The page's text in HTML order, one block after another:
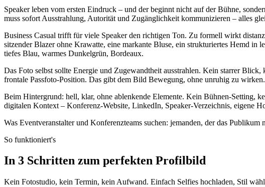
Speaker leben vom ersten Eindruck – und der beginnt nicht auf der Bühne,
muss sofort Ausstrahlung, Autorität und Zugänglichkeit kommunizieren – alles
Business Casual trifft für viele Speaker den richtigen Ton. Zu formell wirkt
sitzender Blazer ohne Krawatte, eine markante Bluse, ein strukturiertes Hemd in
tiefes Blau, warmes Dunkelgrün, Bordeaux.
Das Foto selbst sollte Energie und Zugewandtheit ausstrahlen. Kein starrer
frontale Passfoto-Position. Das gibt dem Bild Bewegung, ohne unruhig zu wirken.
Beim Hintergrund: hell, klar, ohne ablenkende Elemente. Kein Bühnen-Setting,
digitalen Kontext – Konferenz-Website, LinkedIn, Speaker-Verzeichnis, eigene
Was Eventveranstalter und Konferenzteams suchen: jemanden, der das
So funktioniert's
In 3 Schritten zum perfekten Profilbild
Kein Fotostudio, kein Termin, kein Aufwand. Einfach Selfies hochladen, Stil